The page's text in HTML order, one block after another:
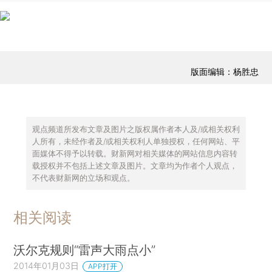
版面编辑：杨胜忠
观点频道所发布文章及图片之版权属作者本人及/或相关权利
人所有，未经作者及/或相关权利人单独授权，任何网站、平
面媒体不得予以转载。财新网对相关媒体的网站信息内容转
载授权并不包括上述文章及图片。文章均为作者个人观点，
不代表财新网的立场和观点。
相关阅读
沃尔克规则“雷声大雨点小”
2014年01月03日 APP打开